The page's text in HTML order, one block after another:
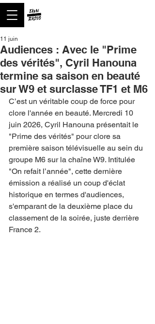
Audiences : Avec le "Prime
des vérités", Cyril Hanouna
termine sa saison en beauté
sur W9 et surclasse TF1 et M6
11 juin
C’est un véritable coup de force pour
clore l'année en beauté. Mercredi 10
juin 2026, Cyril Hanouna présentait le
"Prime des vérités" pour clore sa
première saison télévisuelle au sein du
groupe M6 sur la chaîne W9. Intitulée
"On refait l’année", cette dernière
émission a réalisé un coup d'éclat
historique en termes d'audiences,
s'emparant de la deuxième place du
classement de la soirée, juste derrière
France 2.